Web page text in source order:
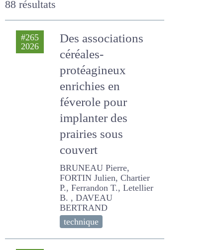
88 résultats
#265
Des associations
céréales-
protéagineux
enrichies en
féverole pour
implanter des
prairies sous
couvert
BRUNEAU Pierre, FORTIN
Julien, Chartier P.,
Ferrandon T., Letellier B. ,
DAVEAU BERTRAND
technique